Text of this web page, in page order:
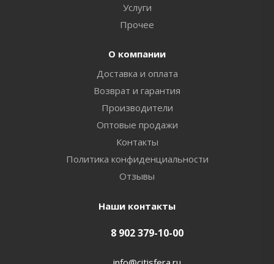
Услуги
Прочее
О компании
Доставка и оплата
Возврат и гарантия
Производители
Оптовые продажи
Контакты
Политика конфиденциальности
Отзывы
Наши контакты
8 902 379-10-00